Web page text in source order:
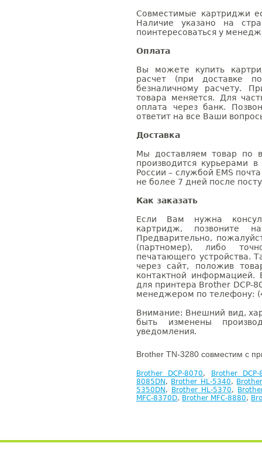
Совместимые картриджи
Наличие указано на
поинтересоваться у
Оплата
Вы можете купить
расчет (при доставке
безналичному расчету.
товара меняется. Для
оплата через банк.
ответит на все Ваши
Доставка
Мы доставляем товар по
производится курьерами
России – службой EMS
не более 7 дней после
Как заказать
Если Вам нужна
картридж, позвоните
Предварительно,
(партномер), либо
печатающего устройства.
через сайт, положив
контактной информацией.
для принтера Brother DCP-
менеджером по телефону:
Внимание: Внешний вид,
быть изменены
уведомления.
Brother TN-3280 совместим с
Brother DCP-8070,
Brother DCP-
8085DN , Brother HL-5340,
5350DN , Brother HL-5370,
MFC-8370D, Brother MFC-8880,